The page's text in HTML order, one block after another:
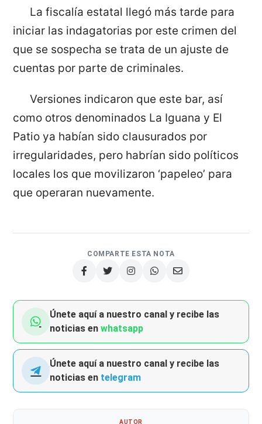
La fiscalía estatal llegó más tarde para
iniciar las indagatorias por este crimen del
que se sospecha se trata de un ajuste de
cuentas por parte de criminales.
Versiones indicaron que este bar, así
como otros denominados La Iguana y El
Patio ya habían sido clausurados por
irregularidades, pero habrían sido políticos
locales los que movilizaron ‘papeleo’ para
que operaran nuevamente.
COMPARTE ESTA NOTA
Únete aquí a nuestro canal y recibe las
noticias enwhatsapp
Únete aquí a nuestro canal y recibe las
noticias en telegram
AUTOR